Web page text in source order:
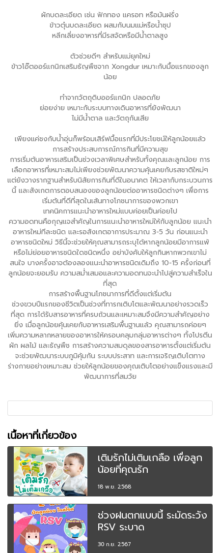
ผักบดละเอียด เช่น ฟักทอง แครอท หรือมันฝรั่ง
ข้าวตุ๋นบดละเอียด ผสมกับนมแม่หรือน้ำซุป
หลีกเลี่ยงอาหารที่มีรสจัดหรือมีน้ำตาลสูง
ตัวช่วยดีๆ สำหรับแม่ยุคใหม่
ข้าวโอ๊ตออร์แกนิกเสริมธัญพืชจาก Xongdur เหมาะกับมื้อแรกของลูก
น้อย
ทำจากวัตถุดิบออร์แกนิก ปลอดภัย
ย่อยง่าย เหมาะกับระบบทางเดินอาหารที่ยังพัฒนา
ไม่มีน้ำตาล และวัตถุกันเสีย
เพียงแค่ชงกับน้ำอุ่นก็พร้อมเสิร์ฟมื้อแรกที่มีประโยชน์ให้ลูกน้อยแล้ว
การสร้างประสบการณ์การกินที่มีความสุข
การเริ่มต้นอาหารเสริมเป็นช่วงเวลาพิเศษสำหรับทั้งคุณและลูกน้อย การ
เลือกอาหารที่เหมาะสมไม่เพียงช่วยพัฒนาความคุ้นเคยกับรสชาติใหม่ๆ
แต่ยังวางรากฐานสำหรับนิสัยการกินที่ดีในอนาคต ให้เวลากับกระบวนการ
นี้ และสังเกตการตอบสนองของลูกน้อยต่ออาหารชนิดต่างๆ เพื่อการ
เริ่มต้นที่ดีที่สุดในเส้นทางโภชนาการของพวกเขา
เทคนิคการแนะนำอาหารใหม่แบบค่อยเป็นค่อยไป
ความอดทนคือกุญแจสำคัญในการแนะนำอาหารใหม่ให้กับลูกน้อย แนะนำ
อาหารใหม่ทีละชนิด และรอสังเกตอาการประมาณ 3-5 วัน ก่อนแนะนำ
อาหารชนิดใหม่ วิธีนี้จะช่วยให้คุณสามารถระบุได้หากลูกน้อยมีอาการแพ้
หรือไม่ย่อยอาหารชนิดใดชนิดหนึ่ง อย่าบังคับให้ลูกกินหากพวกเขาไม่
สนใจ บางครั้งอาจต้องลองแนะนำอาหารชนิดเดิมถึง 10-15 ครั้งก่อนที่
ลูกน้อยจะยอมรับ ความสม่ำเสมอและความอดทนจะนำไปสู่ความสำเร็จใน
ที่สุด
การสร้างพื้นฐานโภชนาการที่ดีตั้งแต่เริ่มต้น
ช่วงขวบปีแรกของชีวิตเป็นช่วงที่ทารกเติบโตและพัฒนาอย่างรวดเร็ว
ที่สุด การได้รับสารอาหารที่ครบถ้วนและเหมาะสมจึงมีความสำคัญอย่าง
ยิ่ง เมื่อลูกน้อยคุ้นเคยกับอาหารเสริมพื้นฐานแล้ว คุณสามารถค่อยๆ
เพิ่มความหลากหลายของอาหารให้ครอบคลุมกลุ่มอาหารต่างๆ ทั้งโปรตีน
ผัก ผลไม้ และธัญพืช การสร้างความสมดุลของสารอาหารตั้งแต่เริ่มต้น
จะช่วยพัฒนาระบบภูมิคุ้มกัน ระบบประสาท และการเจริญเติบโตทาง
ร่างกายอย่างเหมาะสม ช่วยให้ลูกน้อยของคุณเติบโตอย่างแข็งแรงและมี
พัฒนาการที่สมวัย
เนื้อหาที่เกี่ยวข้อง
เติมรักไม่เติมเกลือ เพื่อลูก
น้อยที่คุณรัก
18 พ.ย. 2568
ช่วงฝนตกแบบนี้ ระมัดระวัง
RSV ระบาด
30 ก.ย. 2567